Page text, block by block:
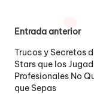
de
entradas
Entrada anterior
Trucos y Secretos
Stars que los
Profesionales No
que Sepas